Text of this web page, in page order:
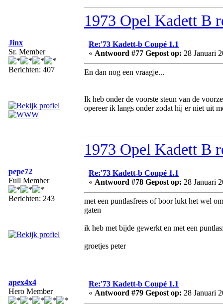
1973 Opel Kadett B
Jinx
Sr. Member
Berichten: 407
Re:'73 Kadett-b Coupé 1.1
« Antwoord #77 Gepost op: 28 Januari
En dan nog een vraagje...
Ik heb onder de voorste steun van de
opereer ik langs onder zodat hij er niet uit
1973 Opel Kadett B
pepe72
Full Member
Berichten: 243
Re:'73 Kadett-b Coupé 1.1
« Antwoord #78 Gepost op: 28 Januari
met een puntlasfrees of boor lukt het wel
gaten
ik heb met bijde gewerkt en met een
groetjes peter
apex4x4
Hero Member
Re:'73 Kadett-b Coupé 1.1
« Antwoord #79 Gepost op: 28 Januari